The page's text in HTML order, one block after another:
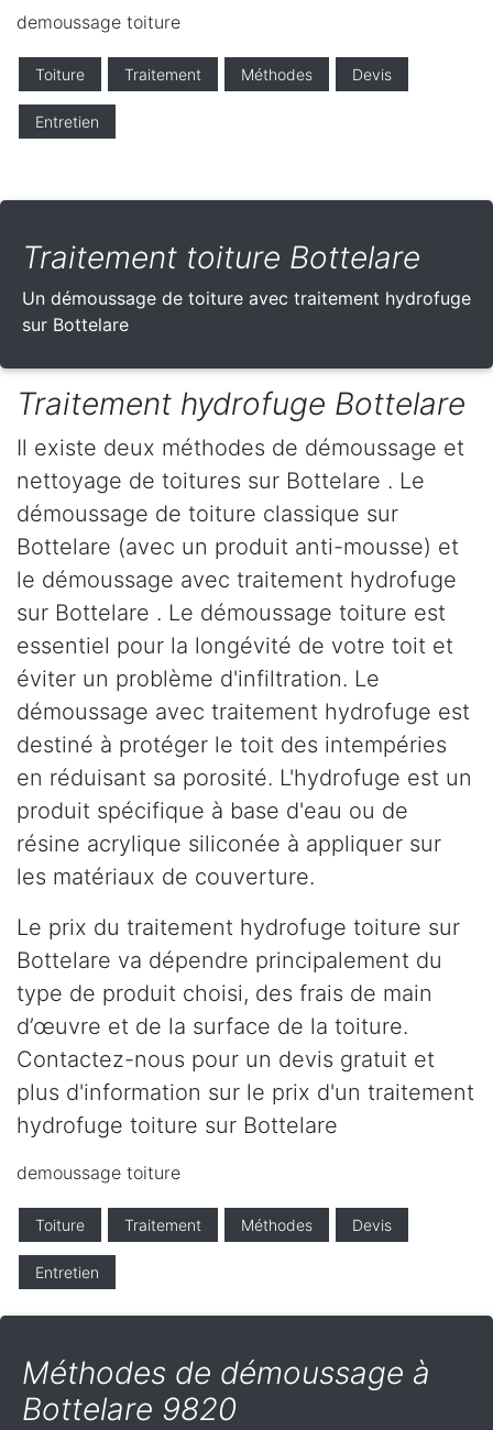
demoussage toiture
Toiture Traitement Méthodes Devis
Entretien
Traitement toiture Bottelare
Un démoussage de toiture avec traitement hydrofuge
sur Bottelare
Traitement hydrofuge Bottelare
Il existe deux méthodes de démoussage et
nettoyage de toitures sur Bottelare . Le
démoussage de toiture classique sur
Bottelare (avec un produit anti-mousse) et
le démoussage avec traitement hydrofuge
sur Bottelare . Le démoussage toiture est
essentiel pour la longévité de votre toit et
éviter un problème d'infiltration. Le
démoussage avec traitement hydrofuge est
destiné à protéger le toit des intempéries
en réduisant sa porosité. L'hydrofuge est un
produit spécifique à base d'eau ou de
résine acrylique siliconée à appliquer sur
les matériaux de couverture.
Le prix du traitement hydrofuge toiture sur
Bottelare va dépendre principalement du
type de produit choisi, des frais de main
d’œuvre et de la surface de la toiture.
Contactez-nous pour un devis gratuit et
plus d'information sur le prix d'un traitement
hydrofuge toiture sur Bottelare
demoussage toiture
Toiture Traitement Méthodes Devis
Entretien
Méthodes de démoussage à
Bottelare 9820